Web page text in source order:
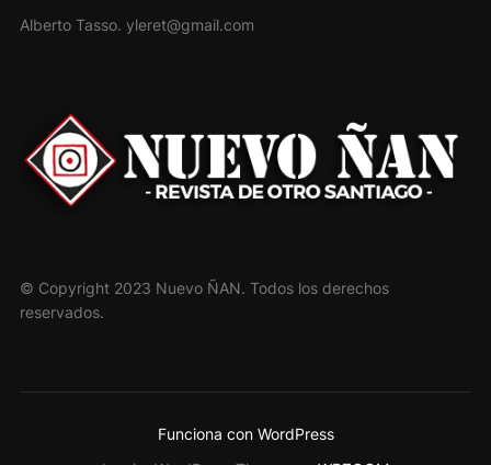
Alberto Tasso. yleret@gmail.com
© Copyright 2023 Nuevo ÑAN. Todos los derechos
reservados.
Funciona con WordPress